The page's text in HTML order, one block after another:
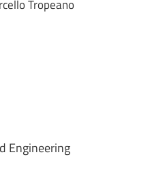
Tropeano
Engineering